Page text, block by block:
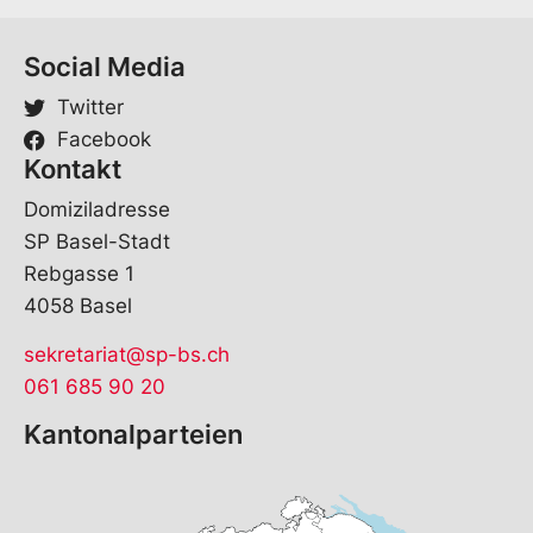
Social Media
Twitter
Facebook
Kontakt
Domiziladresse
SP Basel-Stadt
Rebgasse 1
4058 Basel
sekretariat@sp-bs.ch
061 685 90 20
Kantonalparteien